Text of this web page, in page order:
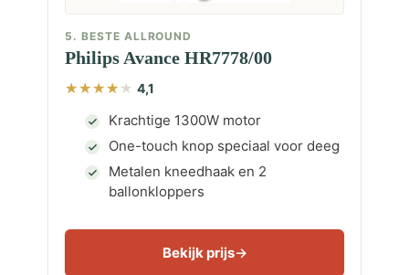
5. BESTE ALLROUND
Philips Avance HR7778/00
4,1
Krachtige 1300W motor
One-touch knop speciaal voor deeg
Metalen kneedhaak en 2
ballonkloppers
Bekijk prijs